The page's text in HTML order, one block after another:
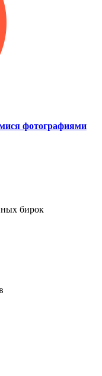
фотографиями
бирок